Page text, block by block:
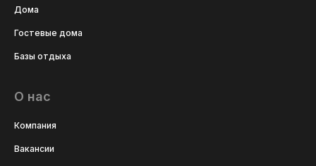
Дома
Гостевые дома
Базы отдыха
О нас
Компания
Вакансии